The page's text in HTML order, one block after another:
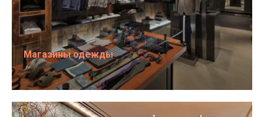
Магазины одежды